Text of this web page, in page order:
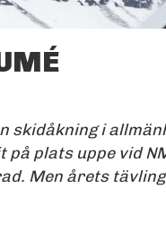
skidåkning i
på plats uppe vid
Men årets